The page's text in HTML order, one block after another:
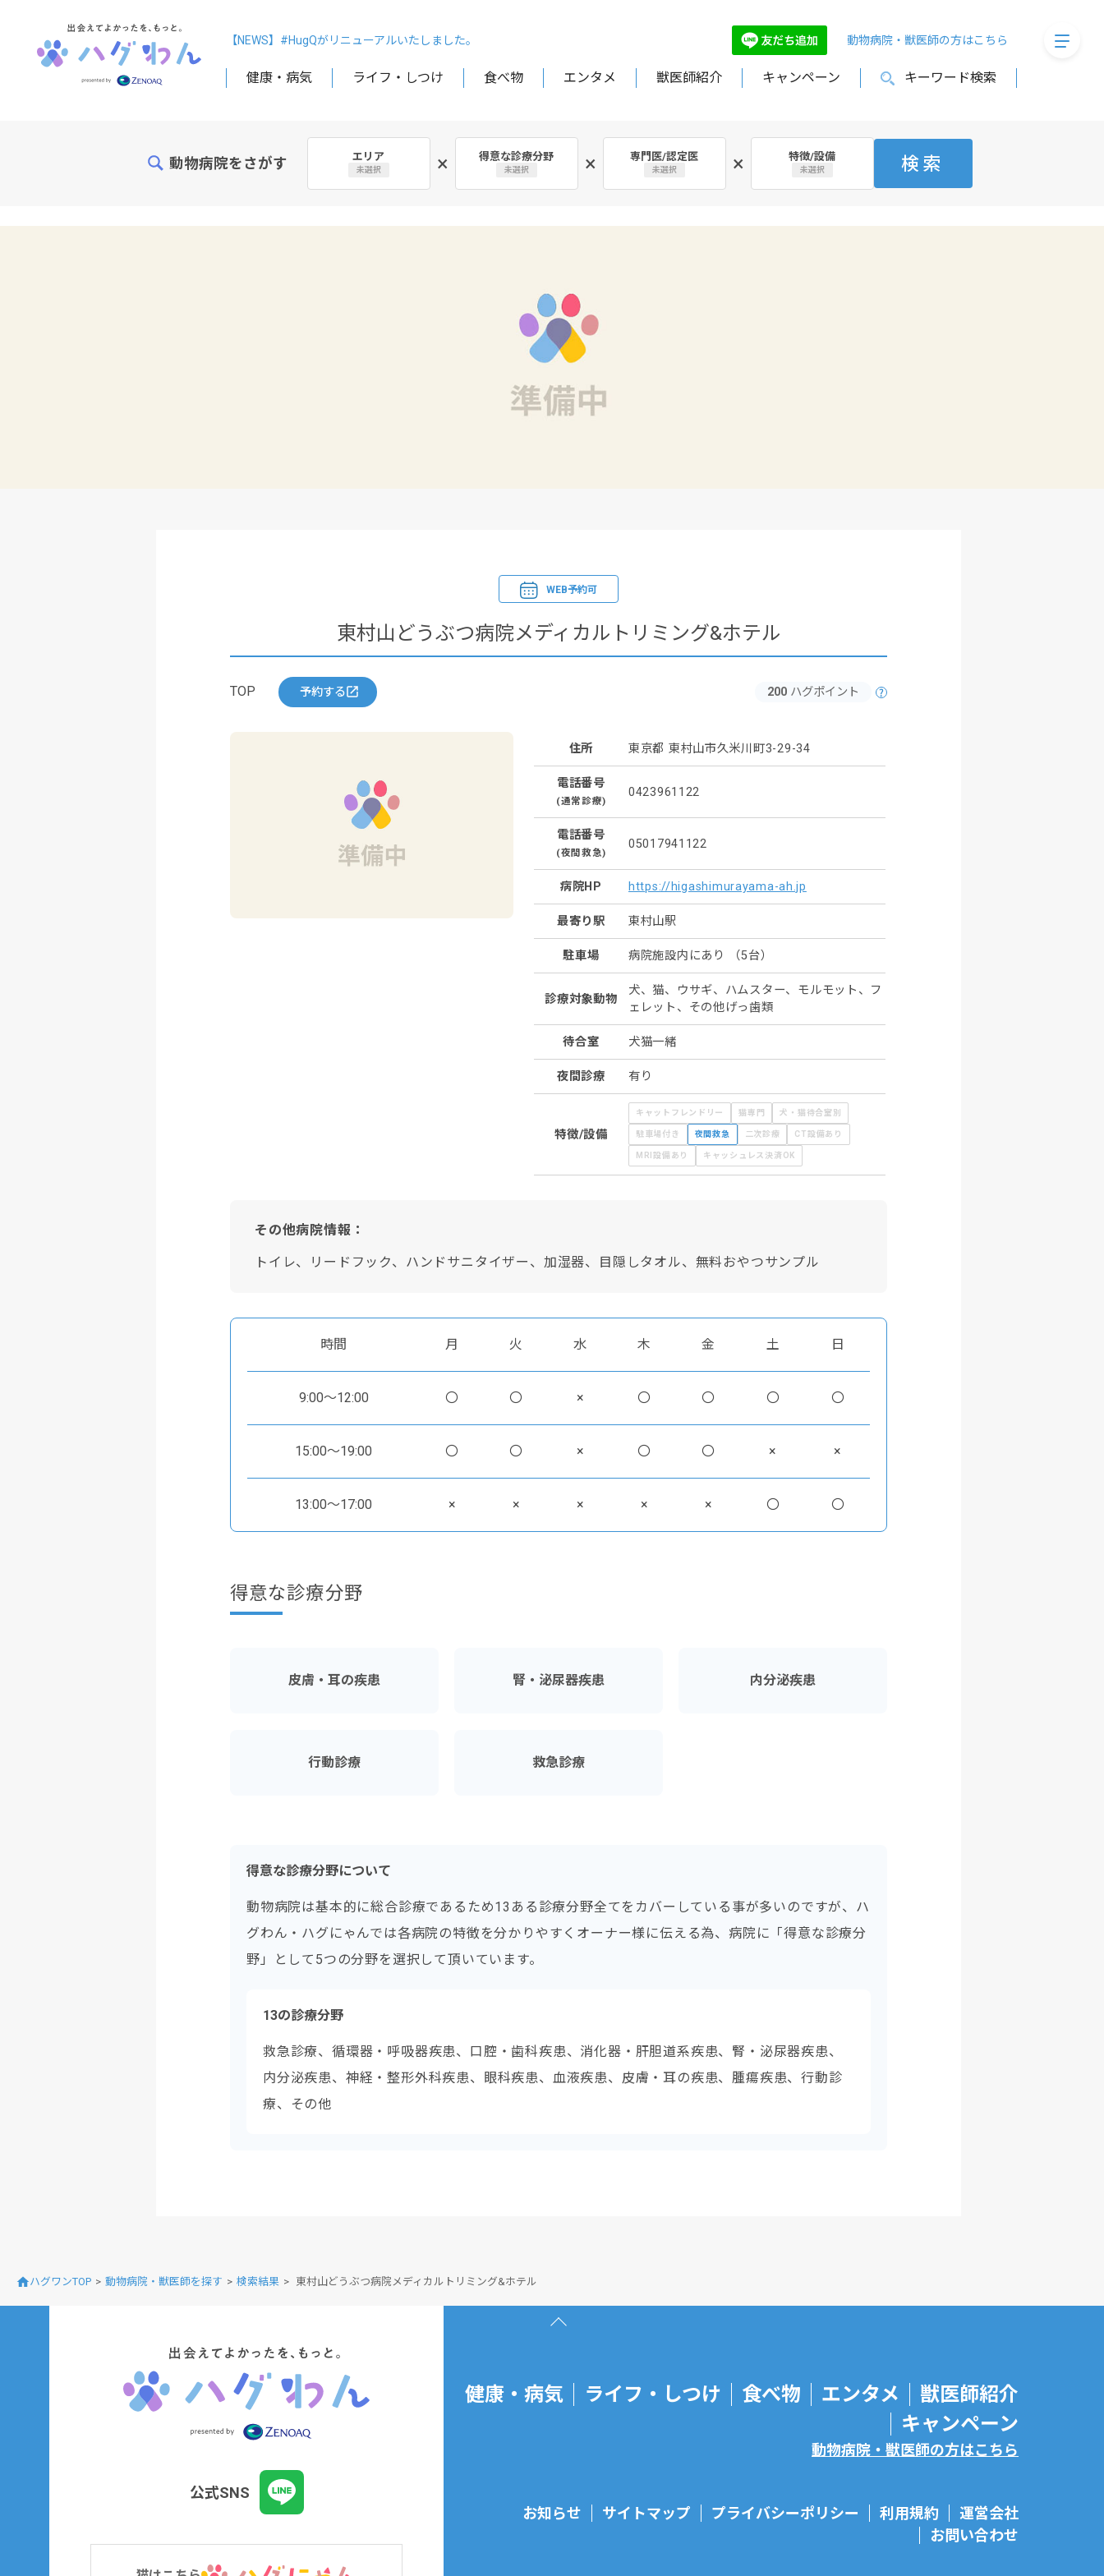
【NEWS】#HugQがリニューアルいたしました。 動物病院・獣医師の方はこちら
健康・病気 ライフ・しつけ 食べ物 エンタメ 獣医師紹介 キャンペーン キーワード検索
動物病院をさがす エリア
未選択 × 得意な診療分野
未選択 × 専門医/認定医
未選択 × 特徴/設備
未選択 検索
WEB予約可
東村山どうぶつ病院メディカルトリミング&ホテル
TOP 予約する 200 ハグポイント
住所 東京都 東村山市久米川町3-29-34
電話番号
(通常診療)
0423961122
電話番号
(夜間救急)
05017941122
病院HP https://higashimurayama-ah.jp
最寄り駅 東村山駅
駐車場 病院施設内にあり （5台）
診療対象動物
犬、猫、ウサギ、ハムスター、モルモット、フ
ェレット、その他げっ歯類
待合室 犬猫一緒
夜間診療 有り
特徴/設備
キャットフレンドリー 猫専門 犬・猫待合室別
駐車場付き 夜間救急 二次診療 CT設備あり
MRI設備あり キャッシュレス決済OK
その他病院情報：
トイレ、リードフック、ハンドサニタイザー、加湿器、目隠しタオル、無料おやつサンプル
時間 月 火 水 木 金 土 日
9:00～12:00 〇 〇 × 〇 〇 〇 〇
15:00～19:00 〇 〇 × 〇 〇 × ×
13:00～17:00 × × × × × 〇 〇
得意な診療分野
皮膚・耳の疾患 腎・泌尿器疾患 内分泌疾患
行動診療 救急診療
得意な診療分野について
動物病院は基本的に総合診療であるため13ある診療分野全てをカバーしている事が多いのですが、ハ
グわん・ハグにゃんでは各病院の特徴を分かりやすくオーナー様に伝える為、病院に「得意な診療分
野」として5つの分野を選択して頂いています。
13の診療分野
救急診療、循環器・呼吸器疾患、口腔・歯科疾患、消化器・肝胆道系疾患、腎・泌尿器疾患、
内分泌疾患、神経・整形外科疾患、眼科疾患、血液疾患、皮膚・耳の疾患、腫瘍疾患、行動診
療、その他
ハグワンTOP 動物病院・獣医師を探す 検索結果 東村山どうぶつ病院メディカルトリミング&ホテル
page top
公式SNS
健康・病気 ライフ・しつけ 食べ物 エンタメ
獣医師紹介
キャンペーン
動物病院・獣医師の方はこちら
お知らせ サイトマップ プライバシーポリシー 利用規約
運営会社
お問い合わせ